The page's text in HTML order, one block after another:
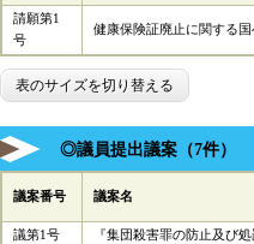
請願第1
号
健康保険証廃止に関する
表のサイズを切り替える
◎議員提出議案（7件）
議案番号 議案名
議第1号
『集団殺害罪の防止及び